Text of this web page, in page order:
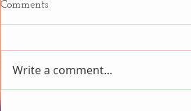
Comments
Write a comment...